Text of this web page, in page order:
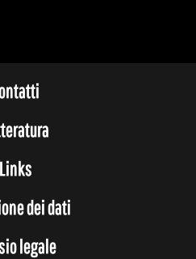
Links
dei dati
legale